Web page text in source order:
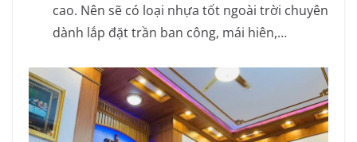
cao. Nên sẽ có loại nhựa tốt ngoài trời chuyên
dành lắp đặt trần ban công, mái hiên,…